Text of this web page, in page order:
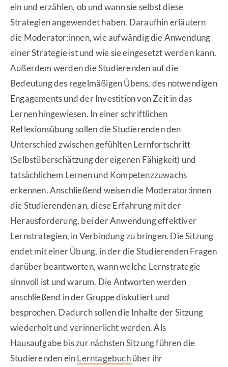
ein und erzählen, ob und wann sie selbst diese
Strategien angewendet haben. Daraufhin erläutern
die Moderator:innen, wie aufwändig die Anwendung
einer Strategie ist und wie sie eingesetzt werden kann.
Außerdem werden die Studierenden auf die
Bedeutung des regelmäßigen Übens, des notwendigen
Engagements und der Investition von Zeit in das
Lernen hingewiesen. In einer schriftlichen
Reflexionsübung sollen die Studierenden den
Unterschied zwischen gefühlten Lernfortschritt
(Selbstüberschätzung der eigenen Fähigkeit) und
tatsächlichem Lernen und Kompetenzzuwachs
erkennen. Anschließend weisen die Moderator:innen
die Studierenden an, diese Erfahrung mit der
Herausforderung, bei der Anwendung effektiver
Lernstrategien, in Verbindung zu bringen. Die Sitzung
endet mit einer Übung, in der die Studierenden Fragen
darüber beantworten, wann welche Lernstrategie
sinnvoll ist und warum. Die Antworten werden
anschließend in der Gruppe diskutiert und
besprochen. Dadurch sollen die Inhalte der Sitzung
wiederholt und verinnerlicht werden. Als
Hausaufgabe bis zur nächsten Sitzung führen die
Studierenden einLerntagebuchüber ihr